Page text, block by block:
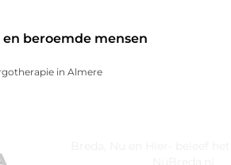
en beroemde mensen
in Almere